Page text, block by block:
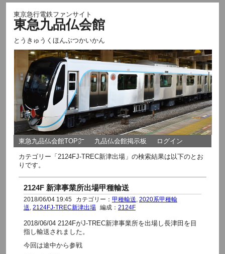
東京急行電鉄ファンサイト
東急九品仏会館
とうきゅうくほんぶつかいかん
東急九品仏会館TOP㌻ 九品仏会館掲示板 ログイン
カテゴリー「2124FJ-TREC新津出場」の検索結果は以下のとお
りです。
2124F 新津事業所出場甲種輸送
2018/06/04 19:45 カテゴリー： 甲種輸送 2020系甲種輸
送 2124FJ-TREC新津出場 編成： 2124F
2018/06/04 2124FがJ-TREC新津事業所を出場し長津田を目
指し輸送されました。
今回は途中から参戦